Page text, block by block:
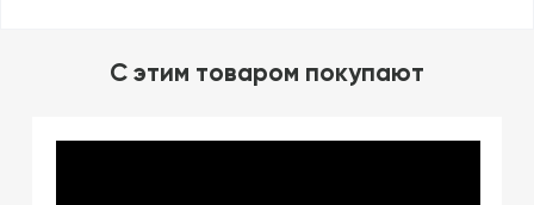
C этим товаром покупают